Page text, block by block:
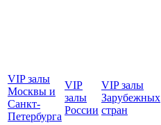
VIP залы
Москвы и
Санкт-
Петербурга
VIP
залы
Росcии
VIP залы
Зарубежных
стран